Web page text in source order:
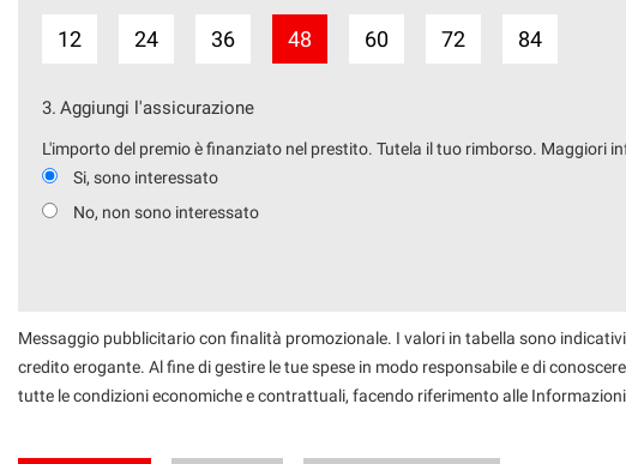
12 24 36 48 60 72 84
3. Aggiungi l'assicurazione
L'importo del premio è finanziato nel prestito. Tutela il tuo rimborso. Maggiori
Si, sono interessato
No, non sono interessato
Messaggio pubblicitario con finalità promozionale. I valori in tabella sono
credito erogante. Al fine di gestire le tue spese in modo responsabile e di
tutte le condizioni economiche e contrattuali, facendo riferimento alle